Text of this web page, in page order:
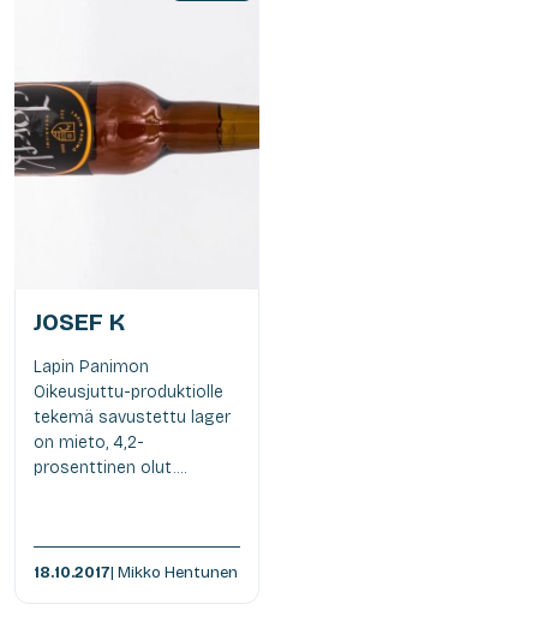
JOSEF K
Lapin Panimon
Oikeusjuttu-produktiolle
tekemä savustettu lager
on mieto, 4,2-
prosenttinen olut....
18.10.2017| Mikko Hentunen